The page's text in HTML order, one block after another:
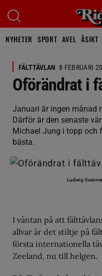
NYHETER SPORT AVEL ÅSIKT
FÄLTTÄVLAN 8 FEBRUARI
Oförändrat i
Januari är ingen månad
Därför är den senaste
Michael Jung i topp och
bästa.
Ludwig
I väntan på att
allvar är det stiltje på
första internationella
Zeeland, nu till helgen.